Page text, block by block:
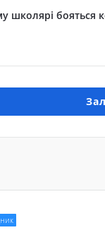
школярі бояться